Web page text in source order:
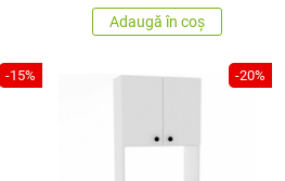
Adaugă în coș
-15% -20%